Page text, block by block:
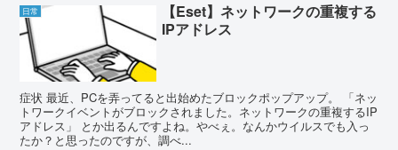
日常
【Eset】ネットワークの重複する
IPアドレス
症状 最近、PCを弄ってると出始めたブロックポップアップ。 「ネッ
トワークイベントがブロックされました。ネットワークの重複するIP
アドレス」 とか出るんですよね。やべぇ。なんかウイルスでも入っ
たか？と思ったのですが、調べ...